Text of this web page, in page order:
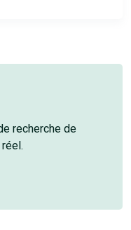
recherche de